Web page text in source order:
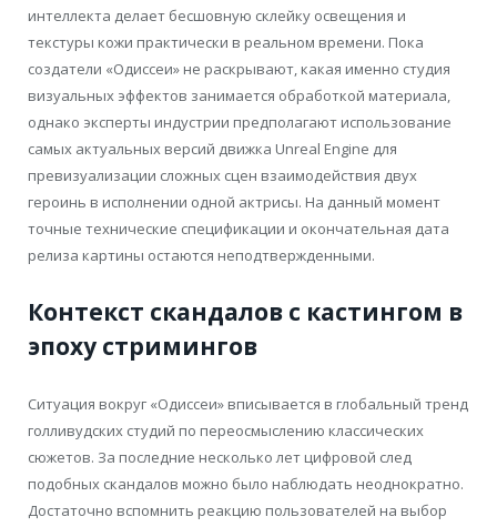
интеллекта делает бесшовную склейку освещения и
текстуры кожи практически в реальном времени. Пока
создатели «Одиссеи» не раскрывают, какая именно студия
визуальных эффектов занимается обработкой материала,
однако эксперты индустрии предполагают использование
самых актуальных версий движка Unreal Engine для
превизуализации сложных сцен взаимодействия двух
героинь в исполнении одной актрисы. На данный момент
точные технические спецификации и окончательная дата
релиза картины остаются неподтвержденными.
Контекст скандалов с кастингом в
эпоху стримингов
Ситуация вокруг «Одиссеи» вписывается в глобальный тренд
голливудских студий по переосмыслению классических
сюжетов. За последние несколько лет цифровой след
подобных скандалов можно было наблюдать неоднократно.
Достаточно вспомнить реакцию пользователей на выбор